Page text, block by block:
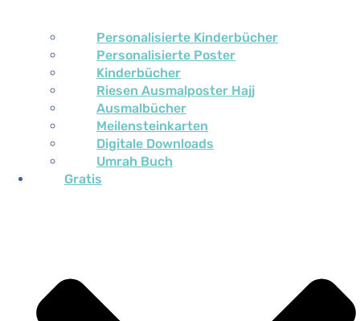
Personalisierte Kinderbücher
Personalisierte Poster
Kinderbücher
Riesen Ausmalposter Hajj
Ausmalbücher
Meilensteinkarten
Digitale Downloads
Umrah Buch
Gratis